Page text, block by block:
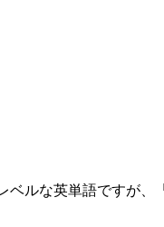
ベルな英単語ですが